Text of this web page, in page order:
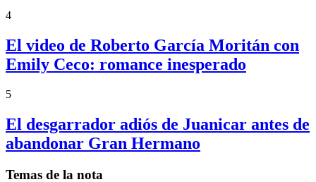
4
El video de Roberto García Moritán con
Emily Ceco: romance inesperado
5
El desgarrador adiós de Juanicar antes de
abandonar Gran Hermano
Temas de la nota